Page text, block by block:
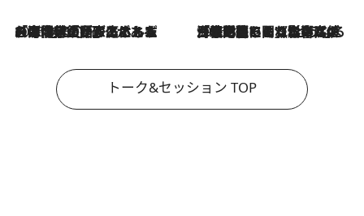
2026.8.3
「今後値上げがあるとすれば…」「リスクがあるのは今年の冬」エネルギー専門家が語る、ホルムズ海峡封鎖が家庭にもたらす“ある心配” 2026.8.3
「住宅建てられない…」「サーチャージ料の高値が続いている」ホルムズ海峡封鎖による影響はいつまで続く？《エネルギー専門家に聞く“どうなる日本の暮らし”》
トーク&セッション TOP